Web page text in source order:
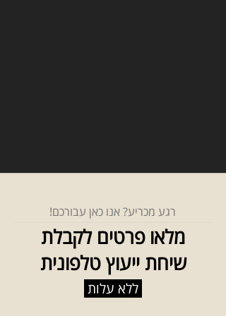
רגע מכריע? אנו כאן עבורכם!
מלאו פרטים לקבלת
שיחת ייעוץ טלפונית
ללא עלות